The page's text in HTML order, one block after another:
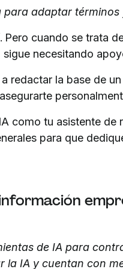
adaptar
Pero cuando se trata
necesitando
redactar la base de
como tu asistente
para que
información
de IA para
la IA y cuentan con